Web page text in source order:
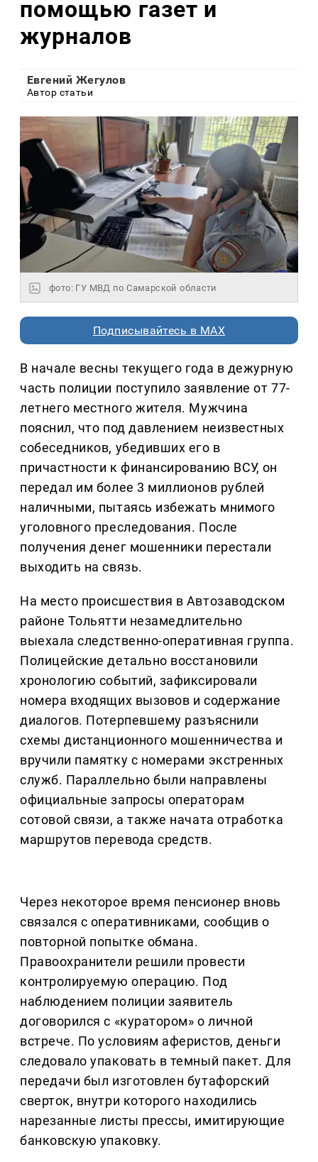
помощью газет и
журналов
Евгений Жегулов
Автор статьи
фото: ГУ МВД по Самарской области
Подписывайтесь в MAX
В начале весны текущего года в дежурную
часть полиции поступило заявление от 77-
летнего местного жителя. Мужчина
пояснил, что под давлением неизвестных
собеседников, убедивших его в
причастности к финансированию ВСУ, он
передал им более 3 миллионов рублей
наличными, пытаясь избежать мнимого
уголовного преследования. После
получения денег мошенники перестали
выходить на связь.
На место происшествия в Автозаводском
районе Тольятти незамедлительно
выехала следственно-оперативная группа.
Полицейские детально восстановили
хронологию событий, зафиксировали
номера входящих вызовов и содержание
диалогов. Потерпевшему разъяснили
схемы дистанционного мошенничества и
вручили памятку с номерами экстренных
служб. Параллельно были направлены
официальные запросы операторам
сотовой связи, а также начата отработка
маршрутов перевода средств.
Через некоторое время пенсионер вновь
связался с оперативниками, сообщив о
повторной попытке обмана.
Правоохранители решили провести
контролируемую операцию. Под
наблюдением полиции заявитель
договорился с «куратором» о личной
встрече. По условиям аферистов, деньги
следовало упаковать в темный пакет. Для
передачи был изготовлен бутафорский
сверток, внутри которого находились
нарезанные листы прессы, имитирующие
банковскую упаковку.